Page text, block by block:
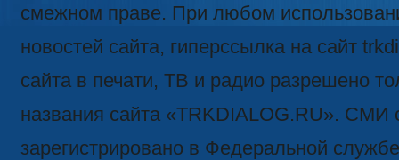
смежном праве. При любом
новостей сайта, гиперссылка на сайт
сайта в печати, ТВ и радио разрешено
названия сайта «TRKDIALOG.RU». СМИ
зарегистрировано в Федеральной